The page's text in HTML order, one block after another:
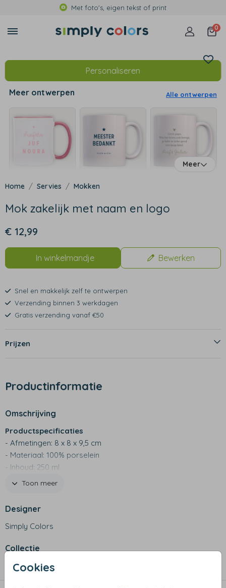
Met foto's, eigen tekst of print
0
Cookies
Personaliseren
Meer ontwerpen Alle ontwerpen
Meer
Servies Mokken
Mok zakelijk met naam en logo
€ 12,99
In winkelmandje Bewerken
Snel en makkelijk zelf te ontwerpen
Verzending binnen 3 werkdagen
Gratis verzending vanaf €50
Prijzen
Productinformatie
Omschrijving
Productspecificaties
- Afmetingen: 8 x 8 x 9,5 cm
- Materiaal: 100% porselein
- Inhoud: 250 ml
- Vaatwasserbestendig tot 50 graden
Toon meer
Designer
Simply Colors
Collectie
Mokken